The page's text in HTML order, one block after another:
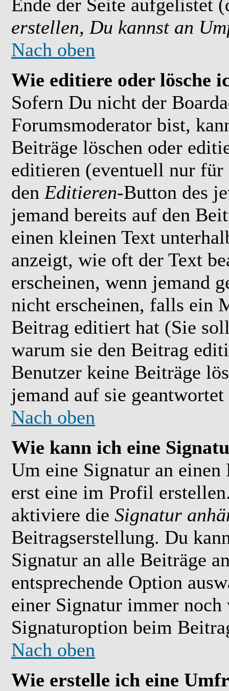
Ende der Seite aufgelistet
erstellen, Du kannst an
Nach oben
Wie editiere oder lösche
Sofern Du nicht der
Forumsmoderator bist,
Beiträge löschen oder
editieren (eventuell nur
den Editieren-Button des
jemand bereits auf den
einen kleinen Text
anzeigt, wie oft der Text
erscheinen, wenn jemand
nicht erscheinen, falls ein
Beitrag editiert hat (Sie
warum sie den Beitrag
Benutzer keine Beiträge
jemand auf sie geantwortet
Nach oben
Wie kann ich eine
Um eine Signatur an einen
erst eine im Profil
aktiviere die Signatur
Beitragserstellung. Du
Signatur an alle Beiträge
entsprechende Option
einer Signatur immer
Signaturoption beim
Nach oben
Wie erstelle ich eine